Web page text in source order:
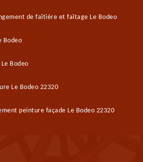
de faîtière et faîtage Le Bodeo
Bodeo
Bodeo
Le Bodeo 22320
peinture façade Le Bodeo 22320